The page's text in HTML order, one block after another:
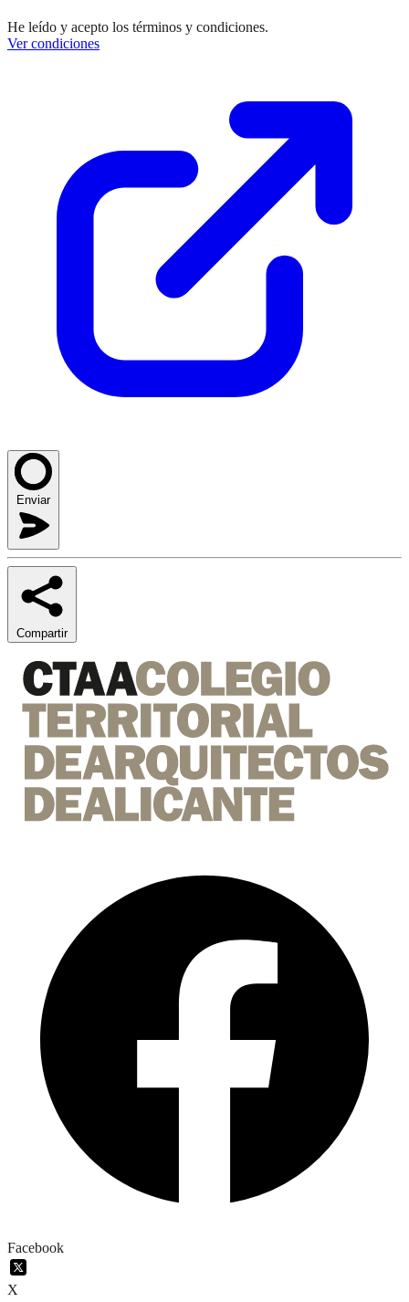
He leído y acepto los términos y condiciones.
Ver condiciones
Enviar
Compartir
Facebook
X